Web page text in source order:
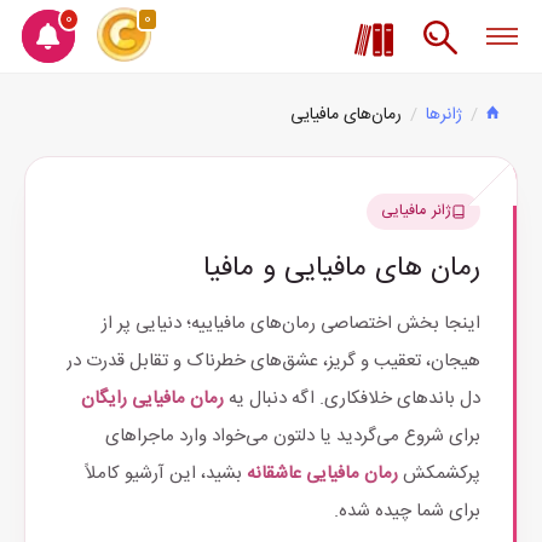
ژانرها رمان‌های مافیایی
ژانر مافیایی
رمان های مافیایی و مافیا
اینجا بخش اختصاصی رمان‌های مافیاییه؛ دنیایی پر از
هیجان، تعقیب و گریز، عشق‌های خطرناک و تقابل قدرت در
دل باندهای خلافکاری. اگه دنبال یه رمان مافیایی رایگان
برای شروع می‌گردید یا دلتون می‌خواد وارد ماجراهای
پرکشمکشرمان مافیایی عاشقانه بشید، این آرشیو کاملاً
برای شما چیده شده.
0 0